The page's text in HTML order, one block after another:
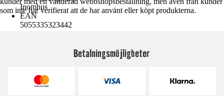
Inomhus
EAN
5055335323442
som inte har verifierat att de har använt eller köpt produkterna.
Betalningsmöjligheter